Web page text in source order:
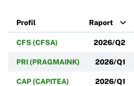
Profil Raport
CFS (CFSA) 2026/Q2
PRI (PRAGMAINK) 2026/Q1
CAP (CAPITEA) 2026/Q1